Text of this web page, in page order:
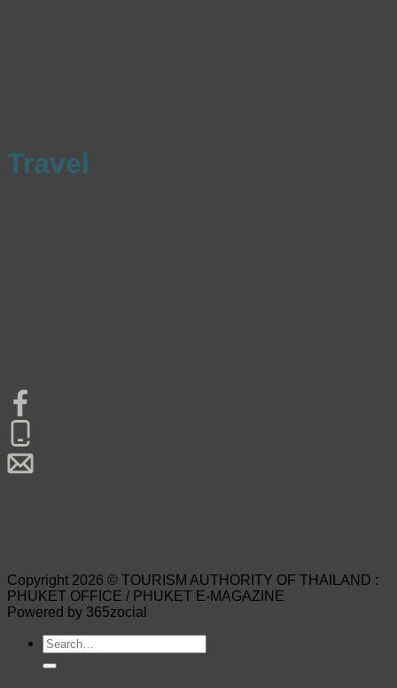
Travel
Copyright 2026 © TOURISM AUTHORITY OF THAILAND :
PHUKET OFFICE / PHUKET E-MAGAZINE
Powered by 365zocial